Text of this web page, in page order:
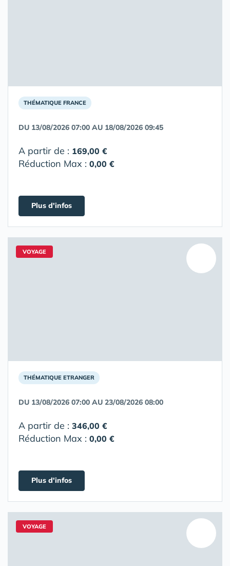
THÉMATIQUE FRANCE
DU 13/08/2026 07:00 AU 18/08/2026 09:45
A partir de : 169,00 €
Réduction Max : 0,00 €
Plus d'infos
VOYAGE
THÉMATIQUE ETRANGER
DU 13/08/2026 07:00 AU 23/08/2026 08:00
A partir de : 346,00 €
Réduction Max : 0,00 €
Plus d'infos
VOYAGE